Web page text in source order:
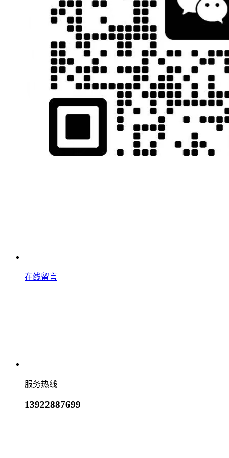
在线留言
服务热线
13922887699